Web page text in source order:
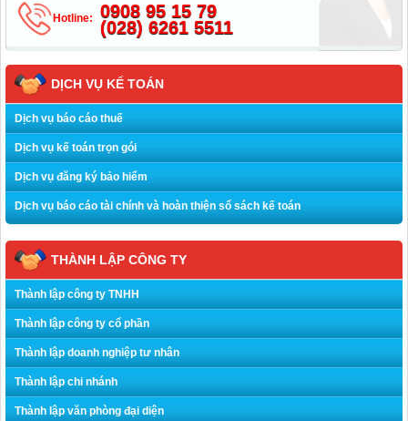
Hotline:
0908 95 15 79
(028) 6261 5511
DỊCH VỤ KẾ TOÁN
Dịch vụ báo cáo thuế
Dịch vụ kế toán trọn gói
Dịch vụ đăng ký bảo hiểm
Dịch vụ báo cáo tài chính và hoàn thiện sổ sách kế toán
THÀNH LẬP CÔNG TY
Thành lập công ty TNHH
Thành lập công ty cổ phần
Thành lập doanh nghiệp tư nhân
Thành lập chi nhánh
Thành lập văn phòng đại diện